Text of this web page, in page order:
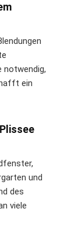
notwendig,
ein
und
des
viele